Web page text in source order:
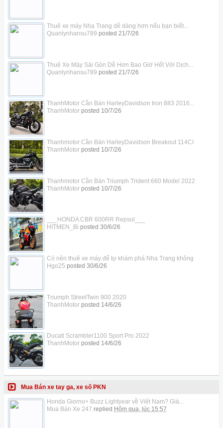
Thuê xe máy Nha Trang dễ dàng hơn nếu bạn biết...
Quanlynhansu789 posted 21/7/26
Thuê Xe Máy Sài Gòn Dễ Hơn Bao Giờ Hết Với Dịch...
Quanlynhansu789 posted 21/7/26
ThanhMotor Cần Bán HarleyDavidson Iron 883 2016...
ThanhMotorposted 10/7/26
Thanhmotor Cần Bán HarleyDavidson Breakout 114CI
ThanhMotorposted 10/7/26
Thanhmotor Cần Bán Triumph Trident 660 Model 2022
ThanhMotorposted 10/7/26
___HONDA CBR 600RR Repsol___
HITMEN_Bi posted 30/6/26
Có nên thuê xe máy để tự khám phá Nha Trang không
Hgo25 posted 30/6/26
Triumph StreetTwin 900 2020
ThanhMotorposted 14/6/26
Ducati Scrambler1100 Sport Pro 2022
ThanhMotorposted 14/6/26
Mua Bán xe tay ga, xe số PKN
Honda Giorno+ Buzz Lightyear về Việt Nam? Giá...
Mua Bán Xe 247 replied Hôm qua, lúc 15:57